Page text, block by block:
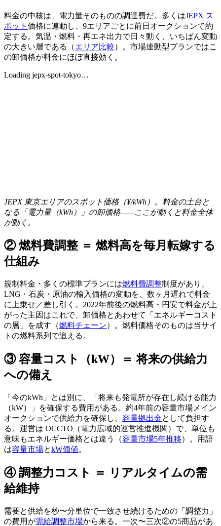
料金の中核は、電力量そのものの調達費だ。多くはJEPX ス
ポット 価格に連動し、9エリアごとに前日オークションで約
定する。気温・燃料・再エネ出力で日々動く、いちばん変動
の大きい層である（エリア比較）。市場連動型プランではこ
の卸価格が料金にほぼ直接効く。
Loading jepx-spot-tokyo…
JEPX 東京エリアのスポット価格（¥/kWh）。料金の土台と
なる「電力量（kWh）」の卸価格——ここが動くと料金全体
が動く。
② 燃料費調整 ＝ 燃料高を毎月転嫁する
仕組み
規制料金・多くの標準プランには燃料費調整制度があり、
LNG・石炭・原油の輸入価格の変動を、数ヶ月遅れで料金
に上乗せ／差し引く。2022年前後の燃料高・円安で料金が上
がった主因はこれで、卸価格とあわせて「エネルギーコスト
の層」を成す（燃料チェーン）。燃料価格そのものは当サイ
トの燃料系列で追える。
③ 容量コスト（kW）＝ 将来の供給力
への備え
「今のkWh」とは別に、「将来も発電所が存在し続ける能力
（kW）」を確保する費用がある。約4年前の容量市場メイン
オークションで供給力を確保し、 容量拠出金として負担す
る。運営は OCCTO（電力広域的運営推進機関）で、単位も
意味もエネルギー価格とは違う（容量市場5年推移）。用語
は容量市場とkW価値。
④ 調整力コスト ＝ リアルタイムの需
給維持
需要と供給を秒〜分単位で一致させ続けるための「調整力」
の費用が需給調整市場から来る。一次〜三次②の5商品があ